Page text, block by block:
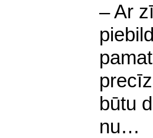
– Ar
būtu
nu…